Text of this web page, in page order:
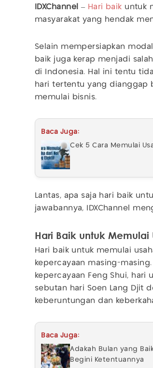
IDXChannel – Hari baik untuk
masyarakat yang hendak
Selain mempersiapkan
baik juga kerap menjadi
di Indonesia. Hal ini tentu
hari tertentu yang dianggap
memulai bisnis.
Baca Juga:
Cek 5 Cara Memulai
Lantas, apa saja hari baik
jawabannya, IDXChannel
Hari Baik untuk Memulai
Hari baik untuk memulai
kepercayaan masing-
kepercayaan Feng Shui,
sebutan hari Soen Lang Djit
keberuntungan dan
Baca Juga:
Adakah Bulan yang
Begini Ketentuannya